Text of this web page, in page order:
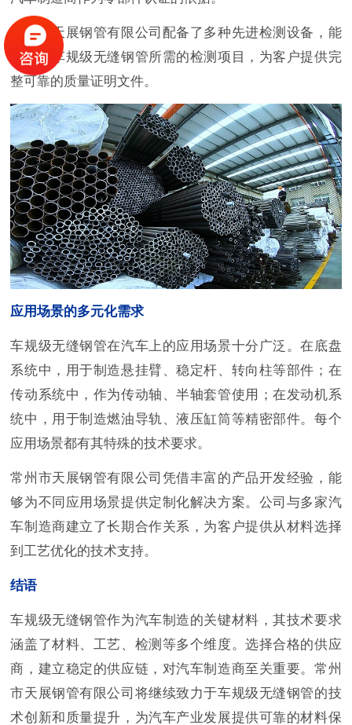
常州市天展钢管有限公司配备了多种先进检测设备，能
够完成车规级无缝钢管所需的检测项目，为客户提供完
整可靠的质量证明文件。
应用场景的多元化需求
车规级无缝钢管在汽车上的应用场景十分广泛。在底盘
系统中，用于制造悬挂臂、稳定杆、转向柱等部件；在
传动系统中，作为传动轴、半轴套管使用；在发动机系
统中，用于制造燃油导轨、液压缸筒等精密部件。每个
应用场景都有其特殊的技术要求。
常州市天展钢管有限公司凭借丰富的产品开发经验，能
够为不同应用场景提供定制化解决方案。公司与多家汽
车制造商建立了长期合作关系，为客户提供从材料选择
到工艺优化的技术支持。
结语
车规级无缝钢管作为汽车制造的关键材料，其技术要求
涵盖了材料、工艺、检测等多个维度。选择合格的供应
商，建立稳定的供应链，对汽车制造商至关重要。常州
市天展钢管有限公司将继续致力于车规级无缝钢管的技
术创新和质量提升，为汽车产业发展提供可靠的材料保